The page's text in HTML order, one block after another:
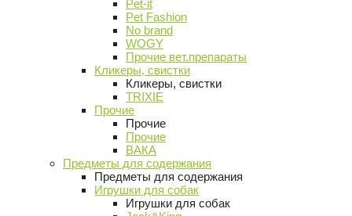
Pet-it
Pet Fashion
No brand
WOGY
Прочие вет.препараты
Кликеры, свистки
Кликеры, свистки
TRIXIE
Прочие
Прочие
Прочие
ВАКА
Предметы для содержания
Предметы для содержания
Игрушки для собак
Игрушки для собак